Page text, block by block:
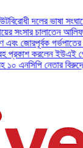
দিকে না যাওয়ার
ও ক্ষতিপূরণ
অভিযোগে উপজেলা
জুলাই সনদ
মামল।যশোরে গ্রেপ্তার